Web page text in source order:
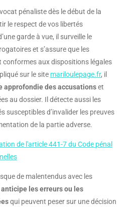
pénaliste dès le début de la
le respect de vos libertés
garde à vue, il surveille le
et s’assure que les
conformes aux dispositions légales
sur le site mariloulepage.fr, il
approfondie des accusationset
au dossier. Il détecte aussi les
susceptibles d’invalider les preuves
de la partie adverse.
de l'article 441-7 du Code pénal
de malentendus avec les
anticipe les erreurs ou les
qui peuvent peser sur une décision